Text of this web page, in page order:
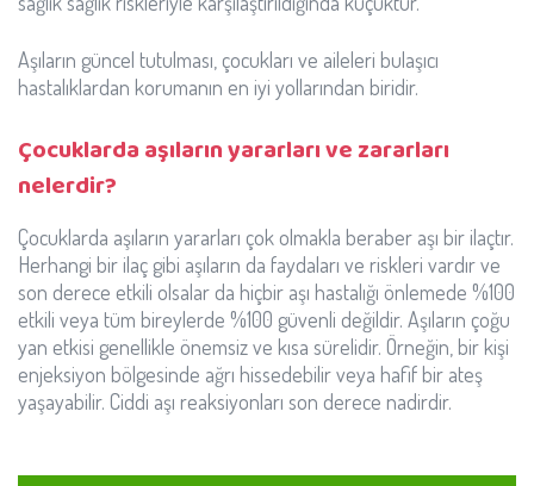
Aşıların güncel tutulması, çocukları ve aileleri bulaşıcı
hastalıklardan korumanın en iyi yollarından biridir.
Çocuklarda aşıların yararları ve zararları
nelerdir?
Çocuklarda aşıların yararları çok olmakla beraber aşı bir ilaçtır.
Herhangi bir ilaç gibi aşıların da faydaları ve riskleri vardır ve
son derece etkili olsalar da hiçbir aşı hastalığı önlemede %100
etkili veya tüm bireylerde %100 güvenli değildir. Aşıların çoğu
yan etkisi genellikle önemsiz ve kısa sürelidir. Örneğin, bir kişi
enjeksiyon bölgesinde ağrı hissedebilir veya hafif bir ateş
yaşayabilir. Ciddi aşı reaksiyonları son derece nadirdir.